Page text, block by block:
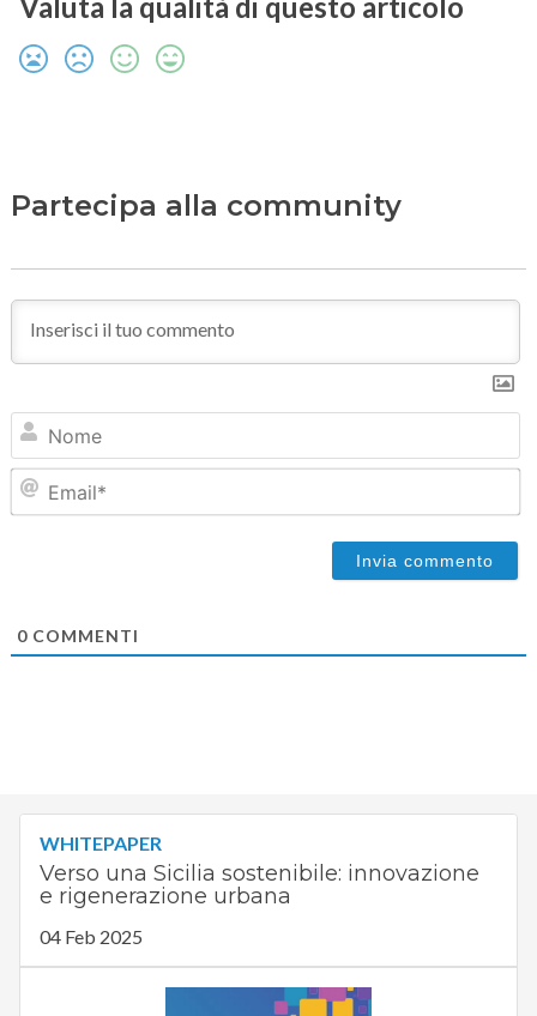
Valuta la qualità di questo articolo
Partecipa alla community
0COMMENTI
WHITEPAPER
Verso una Sicilia sostenibile: innovazione
e rigenerazione urbana
04 Feb 2025